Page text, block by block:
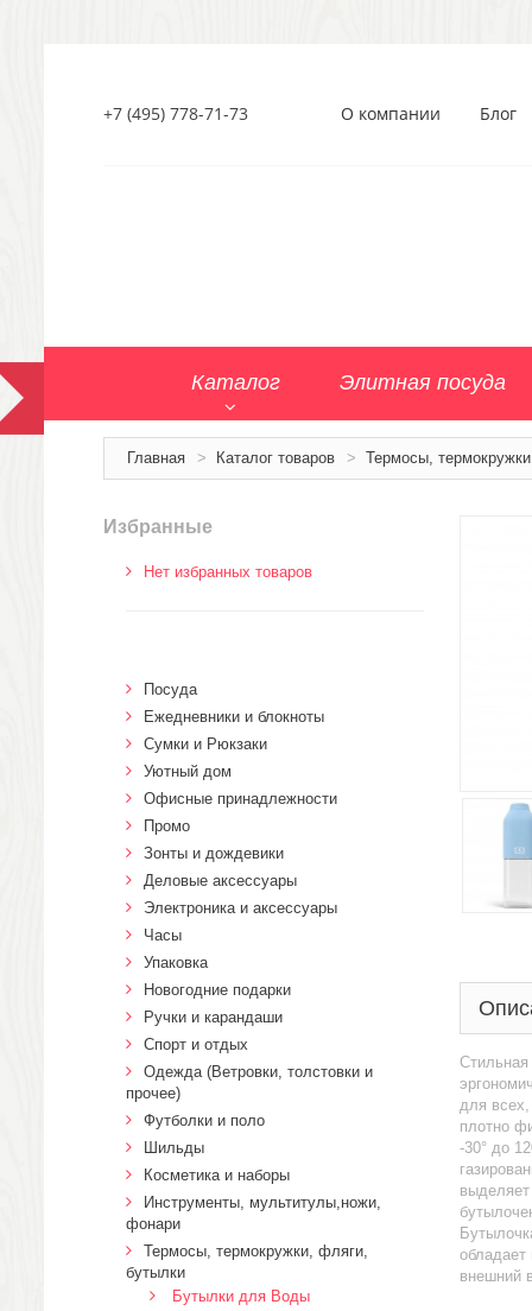
+7 (495) 778-71-73 О компании Блог
Каталог Элитная посуда
Главная > Каталог товаров > Термосы,
для
плотно
-30° до
обладает
внешний
Избранные
Нет избранных товаров
Посуда
Ежедневники и блокноты
Сумки и Рюкзаки
Уютный дом
Офисные принадлежности
Промо
Зонты и дождевики
Деловые аксессуары
Электроника и аксессуары
Часы
Упаковка
Новогодние подарки
Ручки и карандаши
Спорт и отдых
Одежда (Ветровки, толстовки и
прочее)
Футболки и поло
Шильды
Косметика и наборы
Инструменты, мультитулы,ножи,
фонари
Термосы, термокружки, фляги,
бутылки
Бутылки для Воды